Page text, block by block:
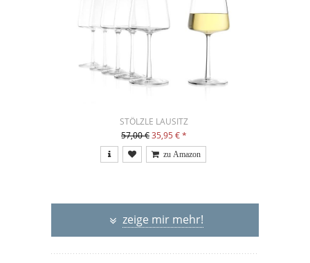
STÖLZLE LAUSITZ
57,00 €35,95 €*
zeige mir mehr!